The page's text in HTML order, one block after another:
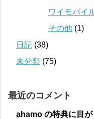
ワイモバイ
その他 (1)
日記 (38)
未分類 (75)
最近のコメント
ahamo の特典に目